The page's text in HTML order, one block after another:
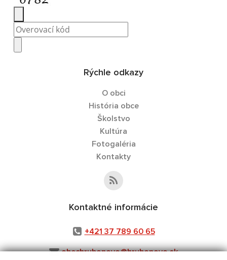
Rýchle odkazy
O obci
História obce
Školstvo
Kultúra
Fotogaléria
Kontakty
Kontaktné informácie
+421 37 789 60 65
obechrubonovo@hrubonovo.sk